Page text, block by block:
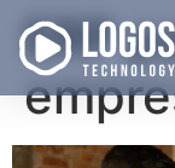
ERP